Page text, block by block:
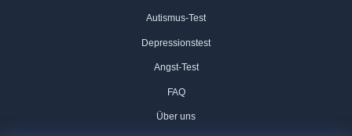
Autismus-Test
Depressionstest
Angst-Test
FAQ
Über uns